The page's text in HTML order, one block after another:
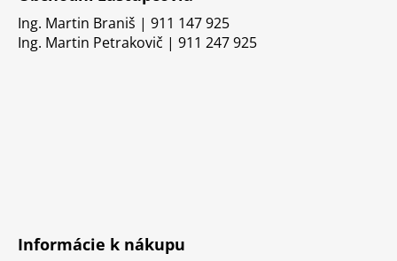
Ing. Martin Braniš | 911 147 925
Ing. Martin Petrakovič | 911 247 925
Informácie k nákupu